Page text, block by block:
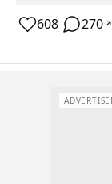
608 270 ↗